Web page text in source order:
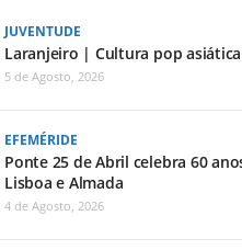
JUVENTUDE
Laranjeiro | Cultura pop asiática
5 de Agosto, 2026
EFEMÉRIDE
Ponte 25 de Abril celebra 60
Lisboa e Almada
4 de Agosto, 2026